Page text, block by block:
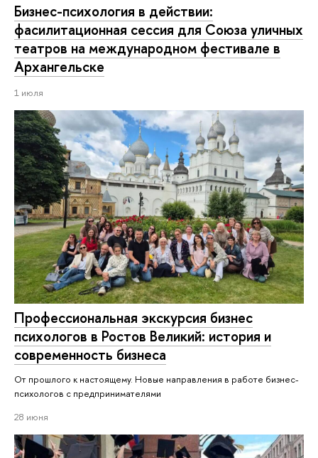
Бизнес-психология в действии:
фасилитационная сессия для Союза уличных
театров на международном фестивале в
Архангельске
1 июля
Профессиональная экскурсия бизнес
психологов в Ростов Великий: история и
современность бизнеса
От прошлого к настоящему. Новые направления в работе бизнес-
психологов с предпринимателями
28 июня